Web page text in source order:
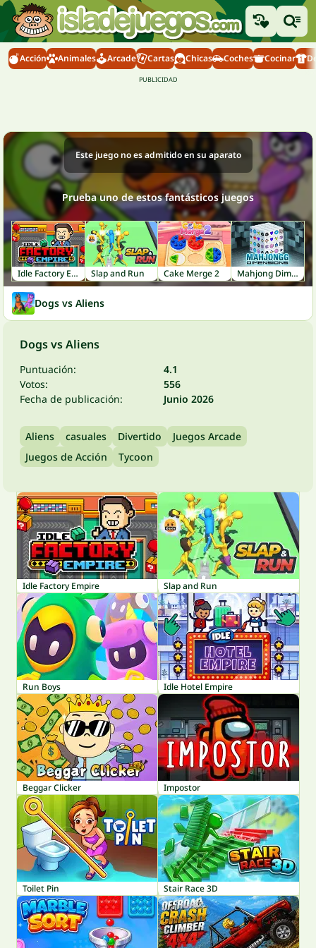
Acción Animales Arcade Cartas Chicas Coches Cocinar
Este juego no es admitido en su aparato
Prueba uno de estos fantásticos juegos
Idle Factory Empire Slap and Run Cake Merge 2 Mahjong Dimensions
Dogs vs Aliens
Dogs vs Aliens
Puntuación:
4.1
Votos:
556
Fecha de publicación:
Junio 2026
Aliens casuales Divertido
Juegos Arcade
Juegos de Acción
Tycoon
Idle Factory Empire Slap and Run
Run Boys Idle Hotel Empire
Beggar Clicker Impostor
Toilet Pin Stair Race 3D